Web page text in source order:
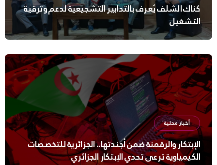
كناك الشلف يُعرف بالتدابير التشجيعية لدعم وترقية
التشغيل
أخبار محلية
الإبتكار والرقمنة ضمن أجندتها.. الجزائرية للتخصصات
الكيمياوية ترعى تحدي الإبتكار الجزائري